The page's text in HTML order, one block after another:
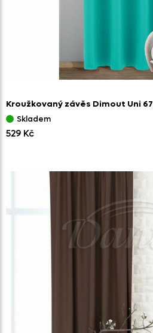
Kroužkovaný závěs Dimout Uni
Skladem
529 Kč